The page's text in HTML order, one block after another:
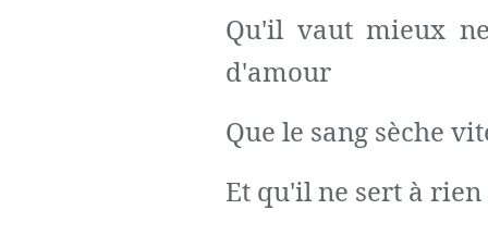
Qu'il vaut mieux
d'amour
Que le sang sèche
Et qu'il ne sert à